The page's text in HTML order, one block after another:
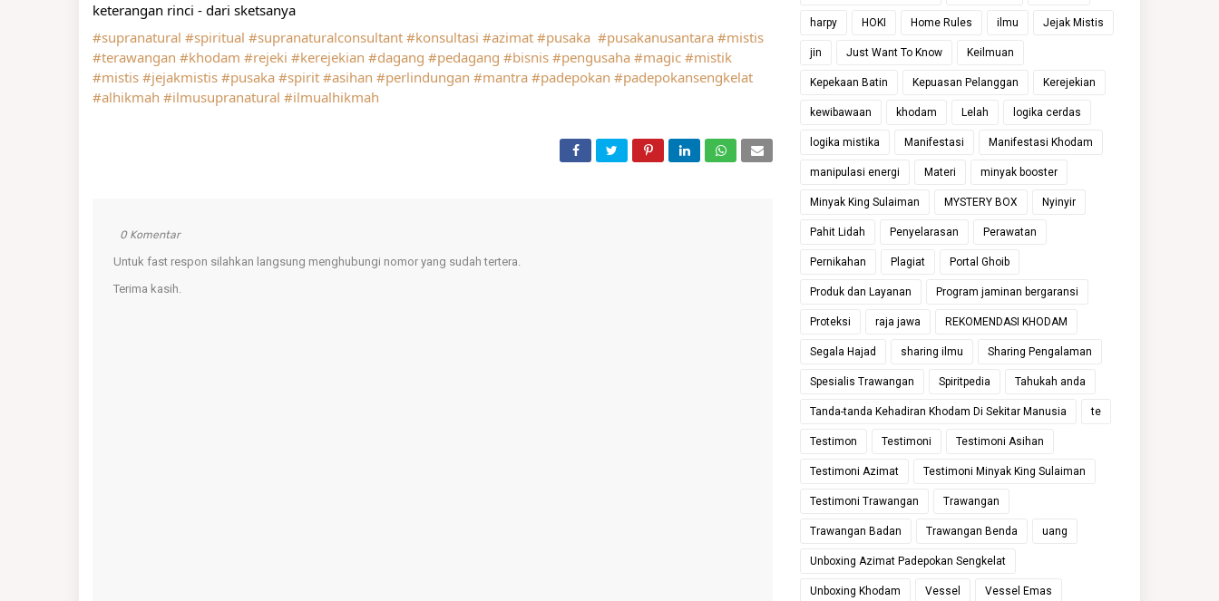
keterangan rinci - dari sketsanya
#supranatural #spiritual #supranaturalconsultant #konsultasi #azimat #pusaka #pusakanusantara #mistis
#terawangan #khodam #rejeki #kerejekian #dagang #pedagang #bisnis #pengusaha #magic #mistik
#mistis #jejakmistis #pusaka #spirit #asihan #perlindungan #mantra #padepokan #padepokansengkelat
#alhikmah #ilmusupranatural #ilmualhikmah
0 Komentar
Untuk fast respon silahkan langsung menghubungi nomor yang sudah tertera.
Terima kasih.
harpy HOKI Home Rules ilmu Jejak Mistis
jin Just Want To Know Keilmuan
Kepekaan Batin Kepuasan Pelanggan Kerejekian
kewibawaan khodam Lelah logika cerdas
logika mistika Manifestasi Manifestasi Khodam
manipulasi energi Materi minyak booster
Minyak King Sulaiman MYSTERY BOX Nyinyir
Pahit Lidah Penyelarasan Perawatan
Pernikahan Plagiat Portal Ghoib
Produk dan Layanan Program jaminan bergaransi
Proteksi raja jawa REKOMENDASI KHODAM
Segala Hajad sharing ilmu Sharing Pengalaman
Spesialis Trawangan Spiritpedia Tahukah anda
Tanda-tanda Kehadiran Khodam Di Sekitar Manusia te
Testimon Testimoni Testimoni Asihan
Testimoni Azimat Testimoni Minyak King Sulaiman
Testimoni Trawangan Trawangan
Trawangan Badan Trawangan Benda uang
Unboxing Azimat Padepokan Sengkelat
Unboxing Khodam Vessel Vessel Emas